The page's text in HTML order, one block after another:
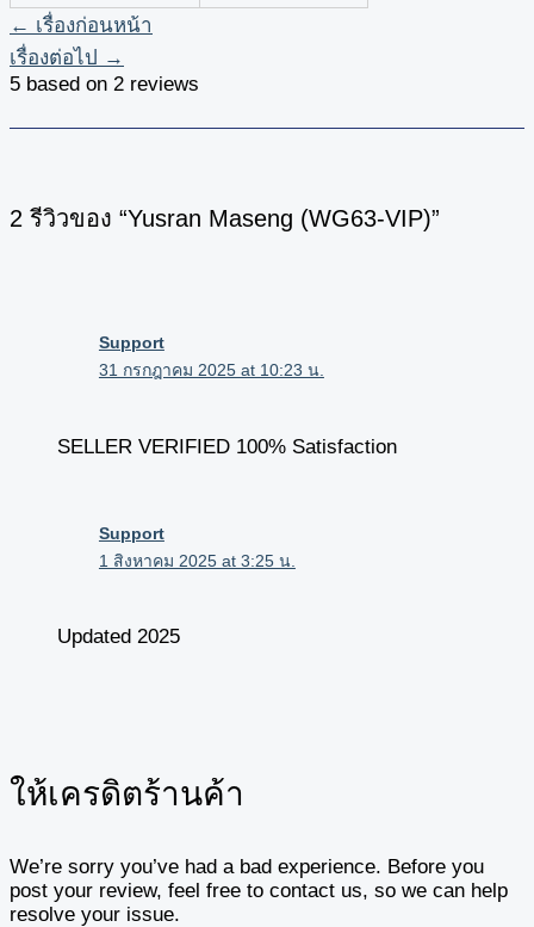
← เรื่องก่อนหน้า
เรื่องต่อไป →
5 based on 2 reviews
2 รีวิวของ “Yusran Maseng (WG63-VIP)”
Support
31 กรกฎาคม 2025 at 10:23 น.
SELLER VERIFIED 100% Satisfaction
Support
1 สิงหาคม 2025 at 3:25 น.
Updated 2025
ให้เครดิตร้านค้า
We’re sorry you’ve had a bad experience. Before you
post your review, feel free to contact us, so we can help
resolve your issue.